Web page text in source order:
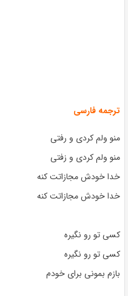
ترجمه فارسی
منو ولم کردی و رفتی
منو ولم کردی و زفتی
خدا خودش مجازاتت کنه
خدا خودش مجازاتت کنه
کسی تو رو نگیره
کسی تو رو نگیره
بازم بمونی برای خودم